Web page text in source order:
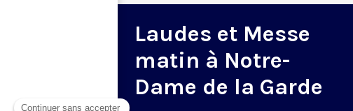
Laudes et Messe
matin à Notre-
Dame de la Garde